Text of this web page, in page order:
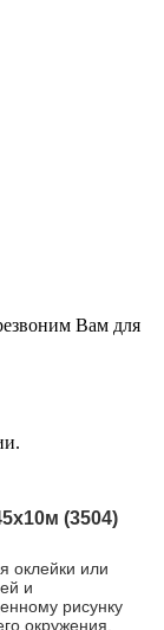
Вам для
(3504)
оклейки или
и
рисунку
окружения.